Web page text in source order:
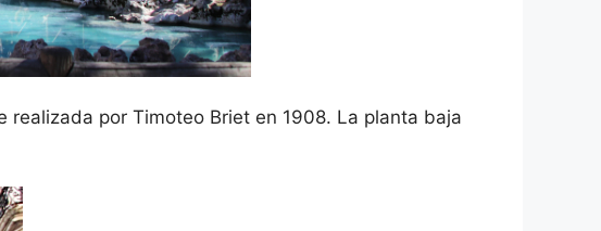
por Timoteo Briet en 1908. La planta baja